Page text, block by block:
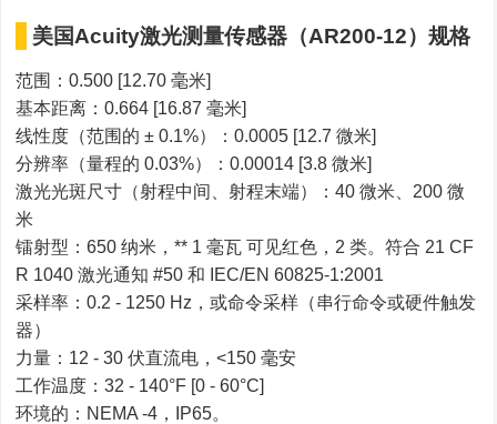
美国Acuity激光测量传感器（AR200-12）规格
范围：0.500 [12.70 毫米]
基本距离：0.664 [16.87 毫米]
线性度（范围的 ± 0.1%）：0.0005 [12.7 微米]
分辨率（量程的 0.03%）：0.00014 [3.8 微米]
激光光斑尺寸（射程中间、射程末端）：40 微米、200 微
米
镭射型：650 纳米，** 1 毫瓦 可见红色，2 类。符合 21 CF
R 1040 激光通知 #50 和 IEC/EN 60825-1:2001
采样率：0.2 - 1250 Hz，或命令采样（串行命令或硬件触发
器）
力量：12 - 30 伏直流电，<150 毫安
工作温度：32 - 140°F [0 - 60°C]
环境的：NEMA -4，IP65。